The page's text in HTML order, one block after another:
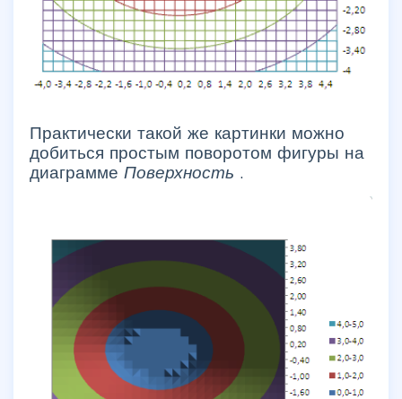
Практически такой же картинки можно
добиться простым поворотом фигуры на
диаграмме Поверхность